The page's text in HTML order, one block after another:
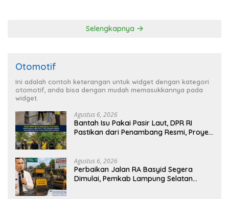
Selengkapnya
Otomotif
Ini adalah contoh keterangan untuk widget dengan kategori
otomotif, anda bisa dengan mudah memasukkannya pada
widget.
Agustus 6, 2026
Bantah Isu Pakai Pasir Laut, DPR RI
Pastikan dari Penambang Resmi, Proyek
Agustus 6, 2026
Perbaikan Jalan RA Basyid Segera
Dimulai, Pemkab Lampung Selatan